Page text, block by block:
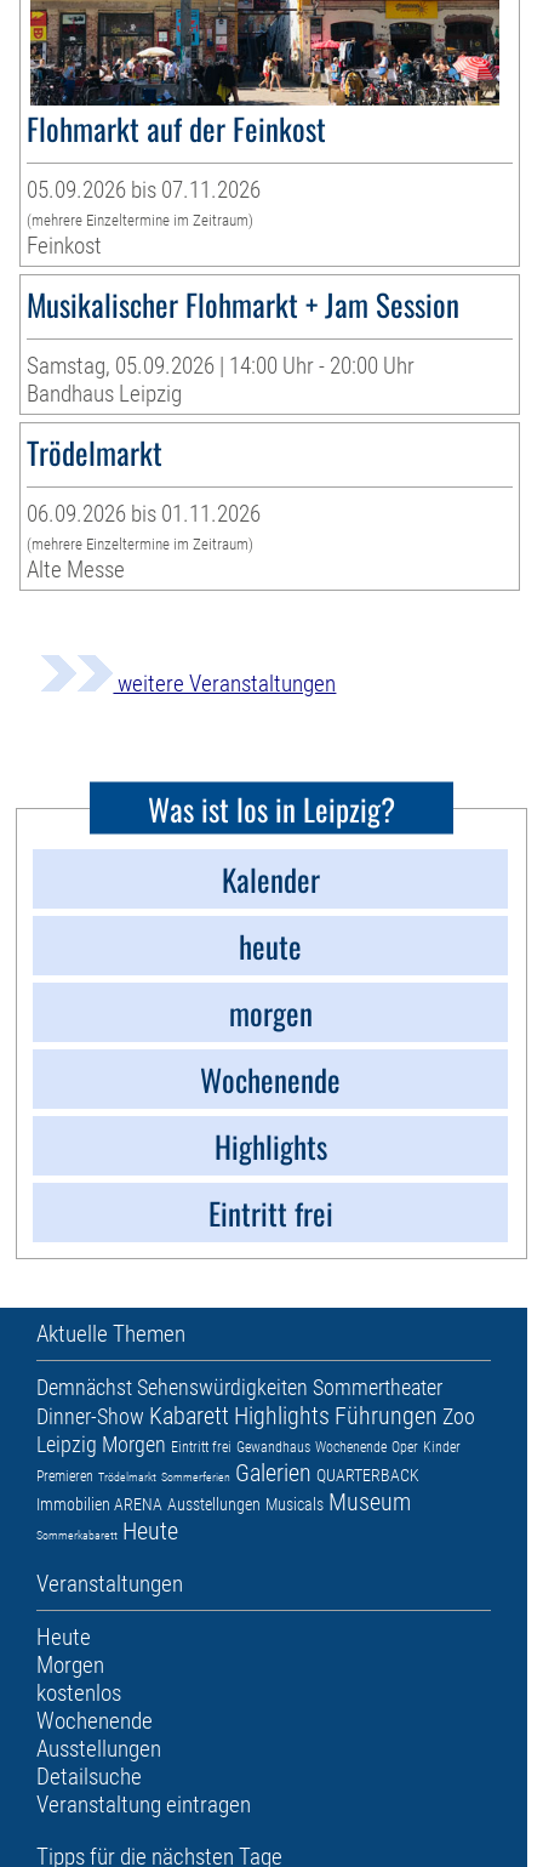
Flohmarkt auf der Feinkost
05.09.2026 bis 07.11.2026
(mehrere Einzeltermine im Zeitraum)
Feinkost
Musikalischer Flohmarkt + Jam Session
Samstag, 05.09.2026 | 14:00 Uhr - 20:00 Uhr
Bandhaus Leipzig
Trödelmarkt
06.09.2026 bis 01.11.2026
(mehrere Einzeltermine im Zeitraum)
Alte Messe
weitere Veranstaltungen
Was ist los in Leipzig?
Kalender
heute
morgen
Wochenende
Highlights
Eintritt frei
Aktuelle Themen
DemnächstSehenswürdigkeiten Sommertheater
Dinner-Show Kabarett Highlights Führungen Zoo
Leipzig Morgen Eintritt frei Gewandhaus Wochenende Oper Kinder
Premieren Trödelmarkt Sommerferien Galerien QUARTERBACK
Immobilien ARENA Ausstellungen Musicals Museum
Sommerkabarett Heute
Veranstaltungen
Heute
Morgen
kostenlos
Wochenende
Ausstellungen
Detailsuche
Veranstaltung eintragen
Tipps für die nächsten Tage